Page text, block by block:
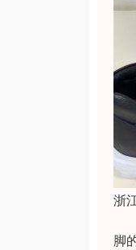
浙
脚